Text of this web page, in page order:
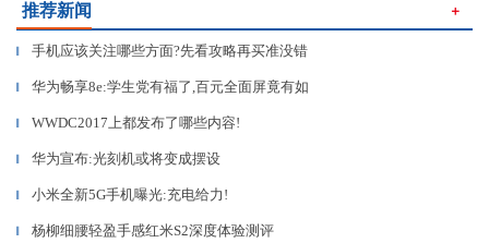
推荐新闻 ＋
▎ 手机应该关注哪些方面?先看攻略再买准没错
▎ 华为畅享8e:学生党有福了,百元全面屏竟有如
▎ WWDC2017上都发布了哪些内容!
▎ 华为宣布:光刻机或将变成摆设
▎ 小米全新5G手机曝光:充电给力!
▎ 杨柳细腰轻盈手感红米S2深度体验测评